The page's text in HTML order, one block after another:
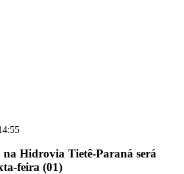
na Hidrovia Tietê-Paraná será
feira (01)